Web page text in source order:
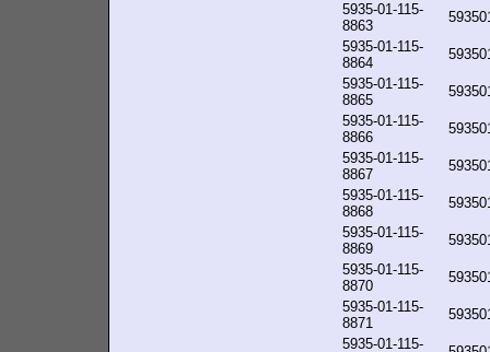
5935-01-115-
8863
5935-01-115-
8864
5935-01-115-
8865
5935-01-115-
8866
5935-01-115-
8867
5935-01-115-
8868
5935-01-115-
8869
5935-01-115-
8870
5935-01-115-
8871
5935-01-115-